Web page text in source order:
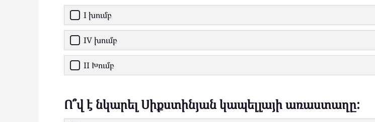
I խումբ
IV խումբ
II Խումբ
Ո՞վ է նկարել Սիքստինյան կապելլայի առաստաղը: